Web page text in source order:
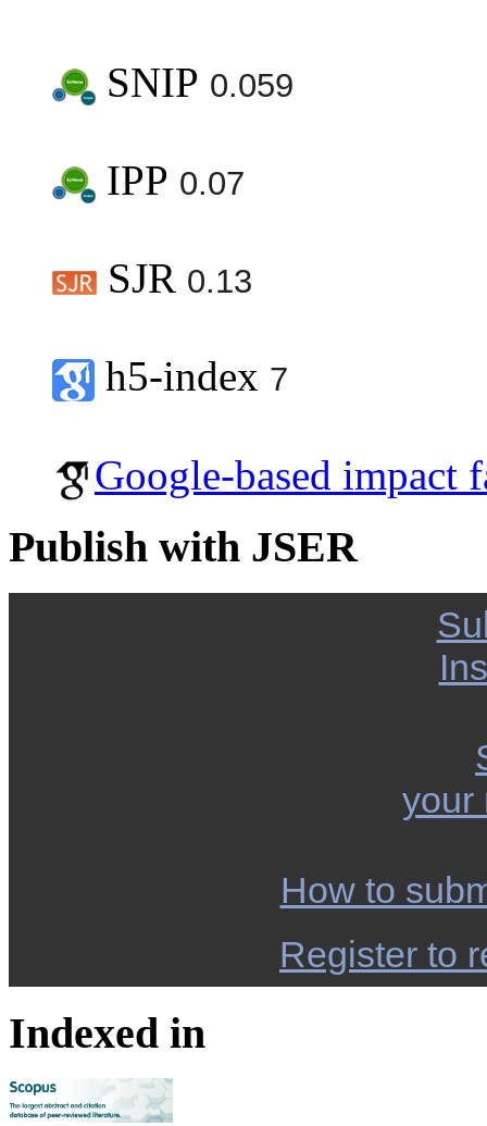
SNIP 0.059
IPP 0.07
SJR 0.13
h5-index 7
Google-based impact
Publish with JSER
your
How to
Register to
Indexed in